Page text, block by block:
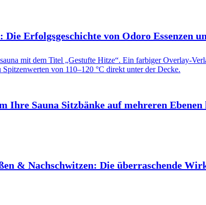
Erfolgsgeschichte von Odoro Essenzen
Ihre Sauna Sitzbänke auf mehreren Ebenen
& Nachschwitzen: Die überraschende